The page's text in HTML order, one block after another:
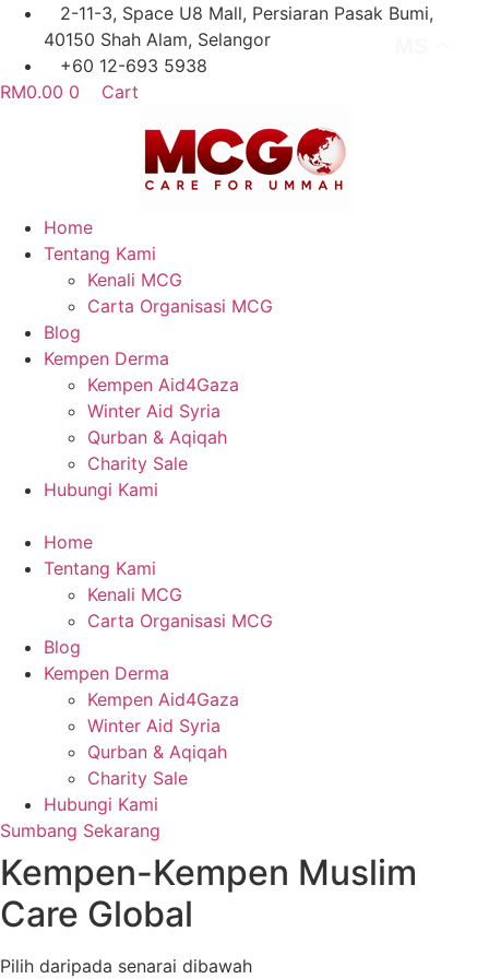
Skip
content
2-11-3, Space U8 Mall, Persiaran Pasak Bumi, 40150
Shah Alam, Selangor
+60 12-693 5938
RM0.00 0 Cart
Home
Tentang Kami
Kenali MCG
Carta Organisasi MCG
Blog
Kempen Derma
Kempen Aid4Gaza
Winter Aid Syria
Qurban & Aqiqah
Charity Sale
Hubungi Kami
Home
Tentang Kami
Kenali MCG
Carta Organisasi MCG
Blog
Kempen Derma
Kempen Aid4Gaza
Winter Aid Syria
Qurban & Aqiqah
Charity Sale
Hubungi Kami
Sumbang Sekarang
Kempen-Kempen Muslim
Care Global
Pilih daripada senarai dibawah